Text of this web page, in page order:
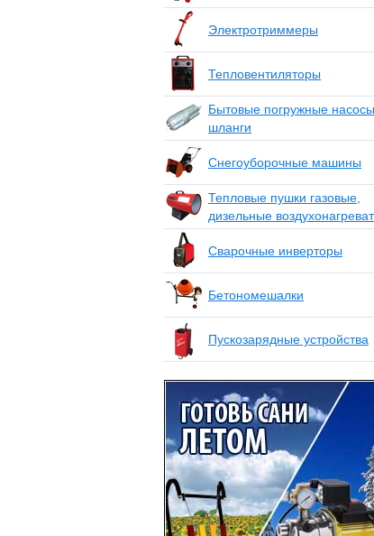
Электротриммеры
Тепловентиляторы
Бытовые погружные
шланги
Снегоуборочные машины
Тепловые пушки газовые,
дизельные
Сварочные инверторы
Бетономешалки
Пускозарядные устройства